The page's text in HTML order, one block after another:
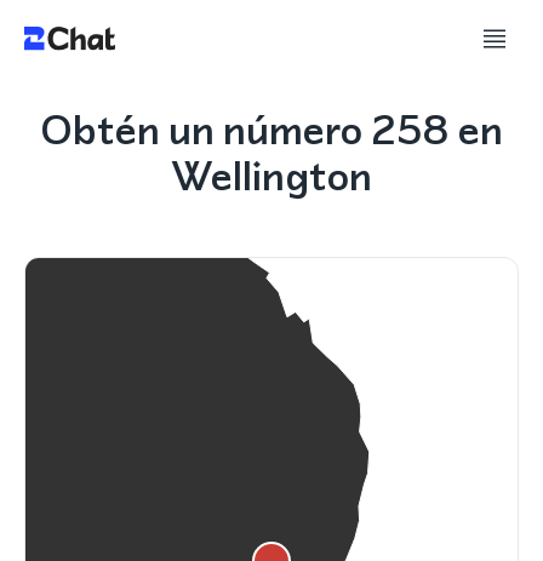
Obtén un número 258 en
Wellington